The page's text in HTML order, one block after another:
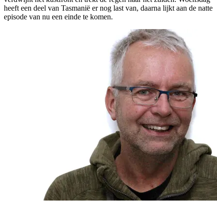
heeft een deel van Tasmanië er nog last van, daarna lijkt aan de natte
episode van nu een einde te komen.